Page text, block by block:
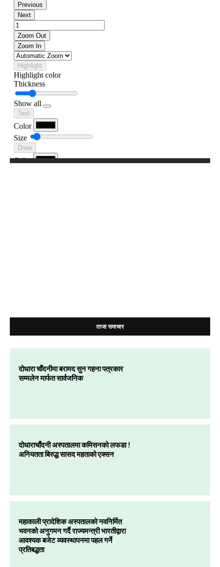
ताजा समाचार
दोधारा चाँदनीमा बरामद सुन गहना पत्रकार
सम्मलेन मार्फत सार्वजनिक
दोधाराचाँदनी अस्पतालमा कमिसनको लफडा !
अनियतता बिरुद्ध सासद महताको एक्सन
महाकाली प्रादेशिक अस्पतालको नवनिर्मित
भवनको अनुगमन गर्दै राज्यमन्त्री भारतीद्वारा
आवश्यक बजेट व्यवस्थापनमा पहल गर्ने
प्रतिबद्धता